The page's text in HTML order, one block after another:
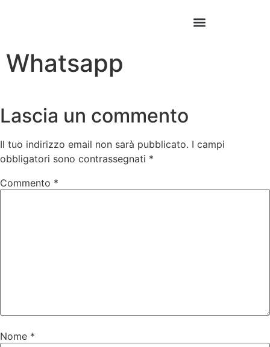
Whatsapp
Lascia un commento
Il tuo indirizzo email non sarà pubblicato. I campi
obbligatori sono contrassegnati *
Commento *
Nome *